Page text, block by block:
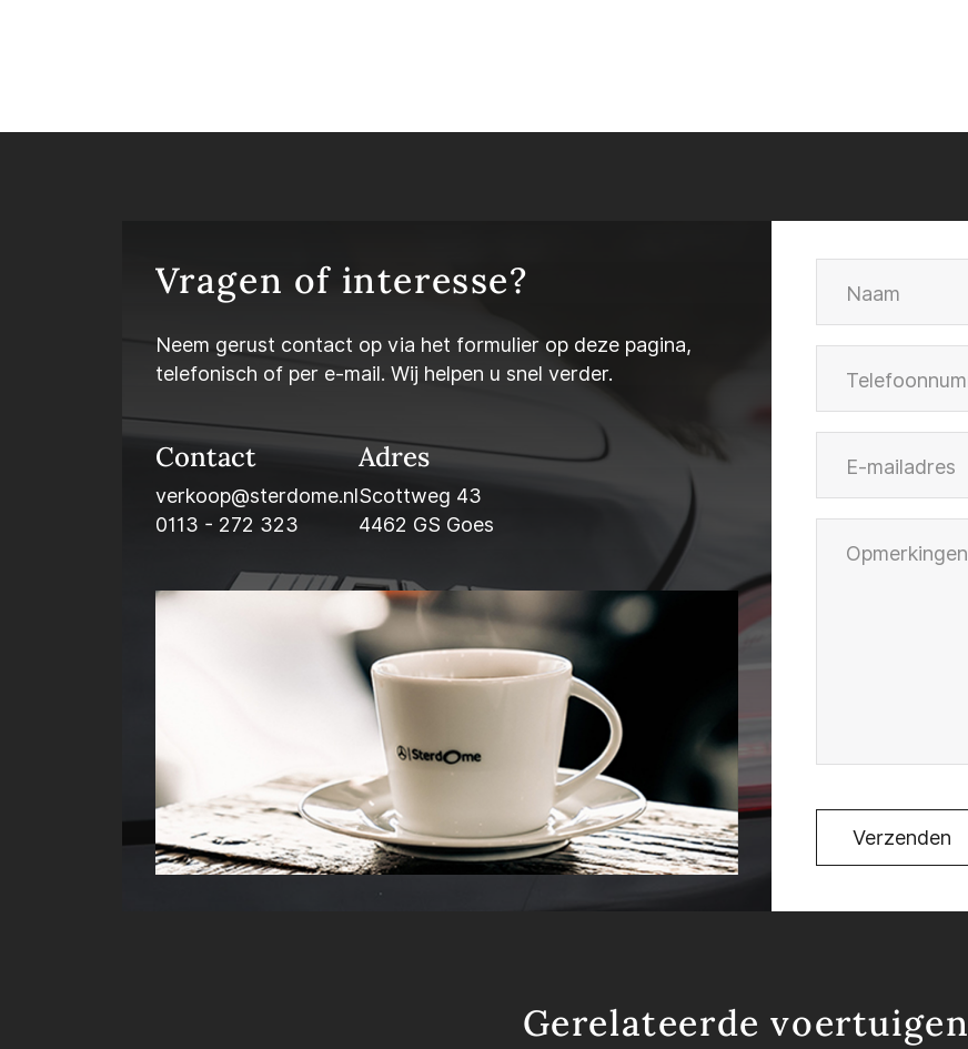
Vragen of interesse?
Neem gerust contact op via het formulier op deze pagina,
telefonisch of per e-mail. Wij helpen u snel verder.
Contact
verkoop@sterdome.nl
0113 - 272 323
Adres
Scottweg 43
4462 GS Goes
Verzenden
Gerelateerde voertuigen